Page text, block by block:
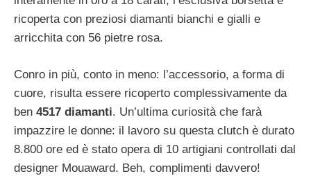
ricoperta con preziosi diamanti bianchi e gialli e
arricchita con 56 pietre rosa.
Conro in più, conto in meno: l’accessorio, a forma di
cuore, risulta essere ricoperto complessivamente da
ben 4517 diamanti. Un’ultima curiosità che farà
impazzire le donne: il lavoro su questa clutch è durato
8.800 ore ed è stato opera di 10 artigiani controllati dal
designer Mouaward. Beh, complimenti davvero!